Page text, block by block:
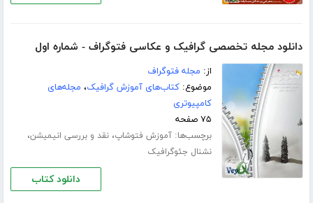
دانلود مجله تخصصی گرافیک و عکاسی فتوگراف - شماره اول
از: مجله فتوگراف
موضوع:کتاب‌های آموزش گرافیک، مجله‌های
کامپیوتری
۷۵ صفحه
برچسب‌ها:آموزش فتوشاپ،نقد و بررسی انیمیشن،
نشنال جئوگرافیک
دانلود کتاب